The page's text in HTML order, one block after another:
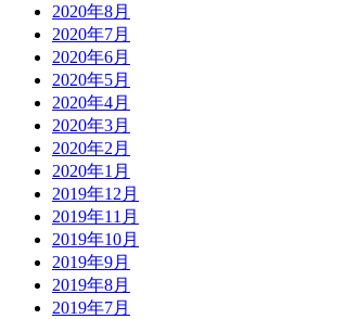
2020年8月
2020年7月
2020年6月
2020年5月
2020年4月
2020年3月
2020年2月
2020年1月
2019年12月
2019年11月
2019年10月
2019年9月
2019年8月
2019年7月